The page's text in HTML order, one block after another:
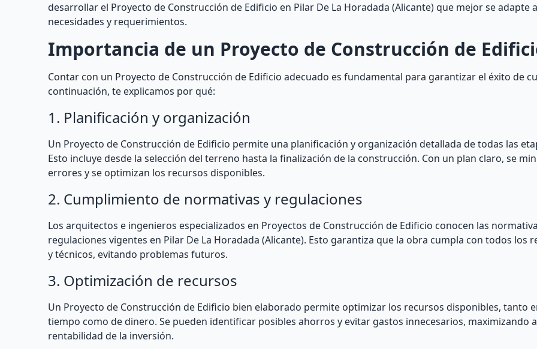
desarrollar el Proyecto de Construcción de Edificio en Pilar De La Horadada (Alicante) que mejor se adapte
necesidades y requerimientos.
Importancia de un Proyecto de Construcción de
Contar con un Proyecto de Construcción de Edificio adecuado es fundamental para garantizar el éxito de
continuación, te explicamos por qué:
1. Planificación y organización
Un Proyecto de Construcción de Edificio permite una planificación y organización detallada de todas las
Esto incluye desde la selección del terreno hasta la finalización de la construcción. Con un plan claro, se
errores y se optimizan los recursos disponibles.
2. Cumplimiento de normativas y regulaciones
Los arquitectos e ingenieros especializados en Proyectos de Construcción de Edificio conocen las
regulaciones vigentes en Pilar De La Horadada (Alicante). Esto garantiza que la obra cumpla con todos los
y técnicos, evitando problemas futuros.
3. Optimización de recursos
Un Proyecto de Construcción de Edificio bien elaborado permite optimizar los recursos disponibles, tanto
tiempo como de dinero. Se pueden identificar posibles ahorros y evitar gastos innecesarios, maximizando
rentabilidad de la inversión.